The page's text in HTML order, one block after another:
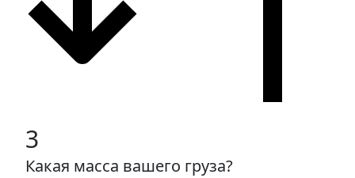
3
Какая масса вашего груза?